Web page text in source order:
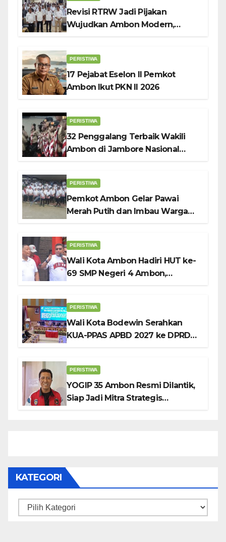
Revisi RTRW Jadi Pijakan
Wujudkan Ambon Modern,
PERISTIWA
17 Pejabat Eselon II Pemkot
Ambon Ikut PKN II 2026
PERISTIWA
32 Penggalang Terbaik Wakili
Ambon di Jambore Nasional
PERISTIWA
Pemkot Ambon Gelar Pawai
Merah Putih dan Imbau Warga
PERISTIWA
Wali Kota Ambon Hadiri HUT ke-
69 SMP Negeri 4 Ambon,
PERISTIWA
Wali Kota Bodewin Serahkan
KUA-PPAS APBD 2027 ke DPRD
PERISTIWA
YOGIP 35 Ambon Resmi Dilantik,
Siap Jadi Mitra Strategis
KATEGORI
Kategori